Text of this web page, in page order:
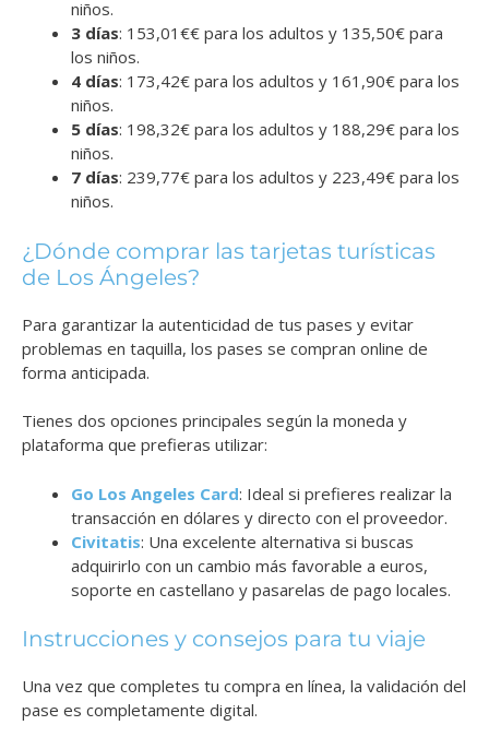
niños.
3 días: 153,01€€ para los adultos y 135,50€ para
los niños.
4 días: 173,42€ para los adultos y 161,90€ para los
niños.
5 días: 198,32€ para los adultos y 188,29€ para los
niños.
7 días: 239,77€ para los adultos y 223,49€ para los
niños.
¿Dónde comprar las tarjetas turísticas
de Los Ángeles?
Para garantizar la autenticidad de tus pases y evitar
problemas en taquilla, los pases se compran online de
forma anticipada.
Tienes dos opciones principales según la moneda y
plataforma que prefieras utilizar:
Go Los Angeles Card: Ideal si prefieres realizar la
transacción en dólares y directo con el proveedor.
Civitatis: Una excelente alternativa si buscas
adquirirlo con un cambio más favorable a euros,
soporte en castellano y pasarelas de pago locales.
Instrucciones y consejos para tu viaje
Una vez que completes tu compra en línea, la validación del
pase es completamente digital.